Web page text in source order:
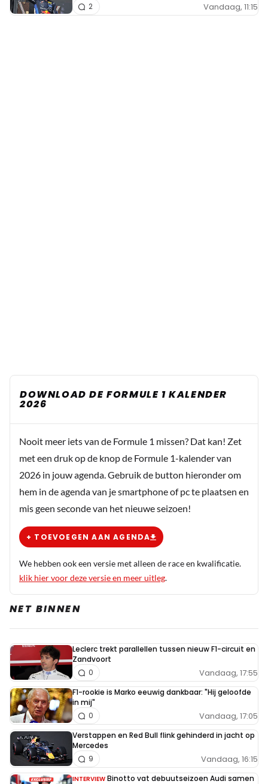
Vandaag, 11:15
2
DOWNLOAD DE FORMULE 1 KALENDER
2026
Nooit meer iets van de Formule 1 missen? Dat kan! Zet
met een druk op de knop de Formule 1-kalender van
2026 in jouw agenda. Gebruik de button hieronder om
hem in de agenda van je smartphone of pc te plaatsen en
mis geen seconde van het nieuwe seizoen!
+ TOEVOEGEN AAN AGENDA
We hebben ook een versie met alleen de race en kwalificatie.
klik hier voor deze versie en meer uitleg.
NET BINNEN
Leclerc trekt parallellen tussen nieuw F1-circuit en
Zandvoort
Vandaag, 17:55
0
F1-rookie is Marko eeuwig dankbaar: "Hij geloofde
in mij"
Vandaag, 17:05
0
Verstappen en Red Bull flink gehinderd in jacht op
Mercedes
Vandaag, 16:15
9
INTERVIEW Binotto vat debuutseizoen Audi samen